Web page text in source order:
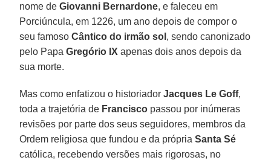
nome deGiovanni Bernardone, e faleceu em
Porciúncula, em 1226, um ano depois de compor o
seu famosoCântico do irmão sol , sendo canonizado
pelo PapaGregório IX apenas dois anos depois da
sua morte.
Mas como enfatizou o historiadorJacques Le Goff,
toda a trajetória de Francisco passou por inúmeras
revisões por parte dos seus seguidores, membros da
Ordem religiosa que fundou e da própriaSanta Sé
católica, recebendo versões mais rigorosas, no